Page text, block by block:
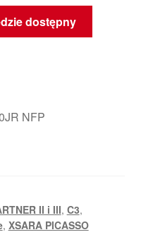
dostępny
NFP
II i III, C3,
, XSARA PICASSO